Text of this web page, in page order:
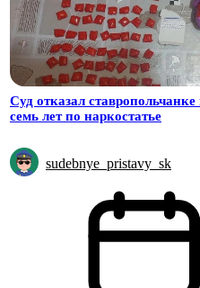
Суд отказал
семь лет по наркостатье
sudebnye_pristavy_sk